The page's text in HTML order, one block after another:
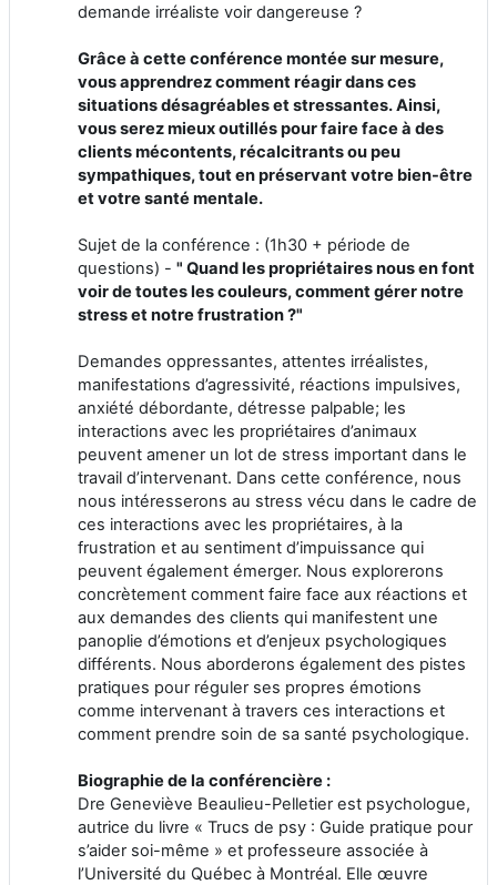
demande irréaliste voir dangereuse ?
Grâce à cette conférence montée sur mesure,
vous apprendrez comment réagir dans ces
situations désagréables et stressantes. Ainsi,
vous serez mieux outillés pour faire face à des
clients mécontents, récalcitrants ou peu
sympathiques, tout en préservant votre bien-être
et votre santé mentale.
Sujet de la conférence : (1h30 + période de
questions) - " Quand les propriétaires nous en font
voir de toutes les couleurs, comment gérer notre
stress et notre frustration ?"
Demandes oppressantes, attentes irréalistes,
manifestations d’agressivité, réactions impulsives,
anxiété débordante, détresse palpable; les
interactions avec les propriétaires d’animaux
peuvent amener un lot de stress important dans le
travail d’intervenant. Dans cette conférence, nous
nous intéresserons au stress vécu dans le cadre de
ces interactions avec les propriétaires, à la
frustration et au sentiment d’impuissance qui
peuvent également émerger. Nous explorerons
concrètement comment faire face aux réactions et
aux demandes des clients qui manifestent une
panoplie d’émotions et d’enjeux psychologiques
différents. Nous aborderons également des pistes
pratiques pour réguler ses propres émotions
comme intervenant à travers ces interactions et
comment prendre soin de sa santé psychologique.
Biographie de la conférencière :
Dre Geneviève Beaulieu-Pelletier est psychologue,
autrice du livre « Trucs de psy : Guide pratique pour
s’aider soi-même » et professeure associée à
l’Université du Québec à Montréal. Elle œuvre